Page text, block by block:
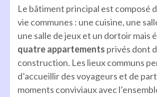
Le bâtiment principal est composé
vie communes : une cuisine, une
une salle de jeux et un dortoir mais
quatre appartements privés dont
construction. Les lieux communs
d’accueillir des voyageurs et de
moments conviviaux avec